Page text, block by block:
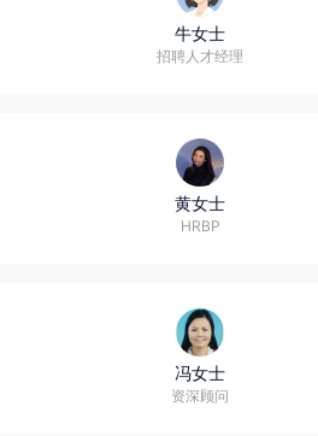
牛女士
招聘人才经理
黄女士
HRBP
冯女士
资深顾问